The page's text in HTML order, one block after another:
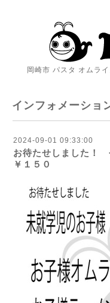
岡崎市 パスタ オムラ
インフォメーショ
2024-09-01 09:33:00
お待たせしました！
￥１５０